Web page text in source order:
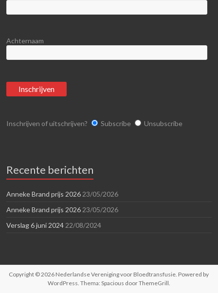
Achternaam
Inschrijven of uitschrijven? Subscribe Unsubscribe
Recente berichten
Anneke Brand prijs 2026 23/05/2026
Anneke Brand prijs 2026 23/05/2026
Verslag 6 juni 2024 22/08/2024
Copyright © 2026 Nederlandse Vereniging voor Bloedtransfusie. Powered by
WordPress. Thema: Spacious doorThemeGrill.